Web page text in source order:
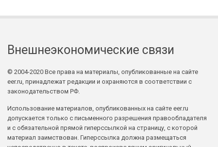
Внешнеэкономические связи
© 2004-2020 Все права на материалы, опубликованные на сайте
eer.ru, принадлежат редакции и охраняются в соответствии с
законодательством РФ.
Использование материалов, опубликованных на сайте eer.ru
допускается только с письменного разрешения правообладателя
и с обязательной прямой гиперссылкой на страницу, с которой
материал заимствован. Гиперссылка должна размещаться